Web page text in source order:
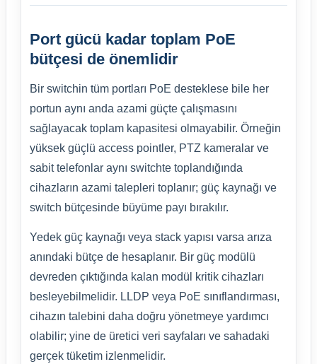
Port gücü kadar toplam PoE
bütçesi de önemlidir
Bir switchin tüm portları PoE desteklese bile her
portun aynı anda azami güçte çalışmasını
sağlayacak toplam kapasitesi olmayabilir. Örneğin
yüksek güçlü access pointler, PTZ kameralar ve
sabit telefonlar aynı switchte toplandığında
cihazların azami talepleri toplanır; güç kaynağı ve
switch bütçesinde büyüme payı bırakılır.
Yedek güç kaynağı veya stack yapısı varsa arıza
anındaki bütçe de hesaplanır. Bir güç modülü
devreden çıktığında kalan modül kritik cihazları
besleyebilmelidir. LLDP veya PoE sınıflandırması,
cihazın talebini daha doğru yönetmeye yardımcı
olabilir; yine de üretici veri sayfaları ve sahadaki
gerçek tüketim izlenmelidir.